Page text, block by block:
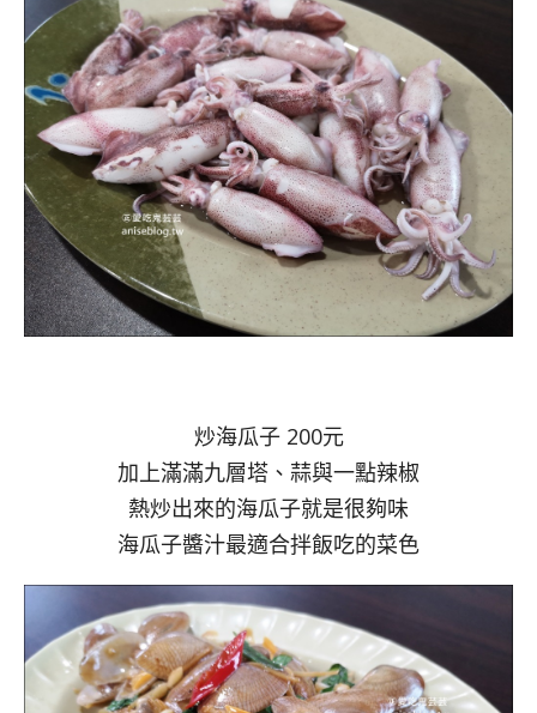
炒海瓜子 200元
加上滿滿九層塔、蒜與一點辣椒
熱炒出來的海瓜子就是很夠味
海瓜子醬汁最適合拌飯吃的菜色